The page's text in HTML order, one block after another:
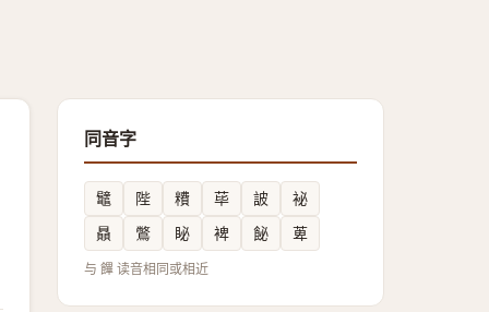
同音字
鼊 陛 䊧 荜 詖
袐
贔
鷩 䀣 裨 飶 萆
与 饆 读音相同或相近